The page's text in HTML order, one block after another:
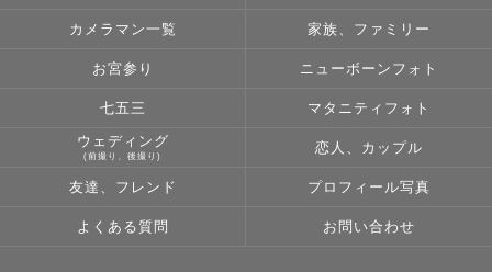
カメラマン一覧 家族、ファミリー
お宮参り ニューボーンフォト
七五三 マタニティフォト
ウェディング
(前撮り、後撮り)
恋人、カップル
友達、フレンド プロフィール写真
よくある質問 お問い合わせ